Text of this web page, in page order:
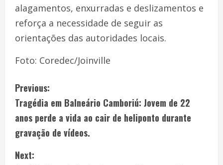
alagamentos, enxurradas e deslizamentos e
reforça a necessidade de seguir as
orientações das autoridades locais.
Foto: Coredec/Joinville
Previous:
Tragédia em Balneário Camboriú: Jovem de 22
anos perde a vida ao cair de heliponto durante
gravação de vídeos.
Next: